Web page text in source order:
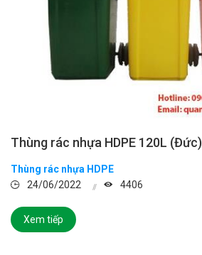
Thùng rác nhựa HDPE 120L (Đức)
Thùng rác nhựa HDPE
24/06/2022
4406
Xem tiếp